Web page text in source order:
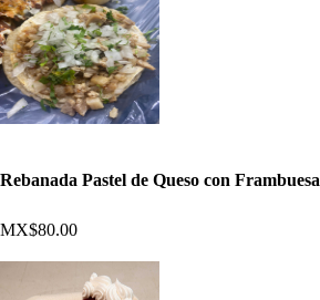
Rebanada Pastel de Queso con Frambuesa
MX$80.00